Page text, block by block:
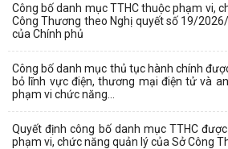
Công bố danh mục TTHC thuộc phạm vi,
Công Thương theo Nghị quyết số 19/
của Chính phủ
Công bố danh mục thủ tục hành chính
bỏ lĩnh vực điện, thương mại điện tử và
phạm vi chức năng...
Quyết định công bố danh mục TTHC
phạm vi, chức năng quản lý của Sở Công